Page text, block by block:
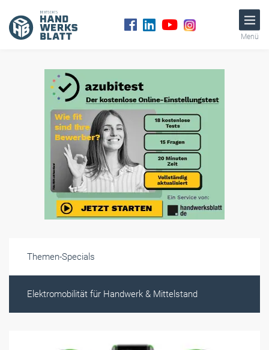
Menü
Themen-Specials
Elektromobilität für Handwerk & Mittelstand